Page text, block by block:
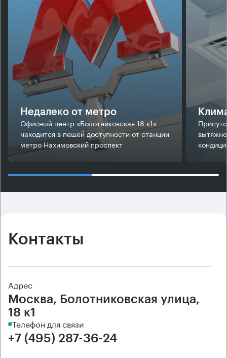
Недалеко от метро
Офисный центр «Болотниковская 18 к1»
находится в пешей доступности от станции
метро Нахимовский проспект
Контакты
Адрес
Москва, Болотниковская улица,
18 к1
Телефон для связи
+7 (495) 287-36-24